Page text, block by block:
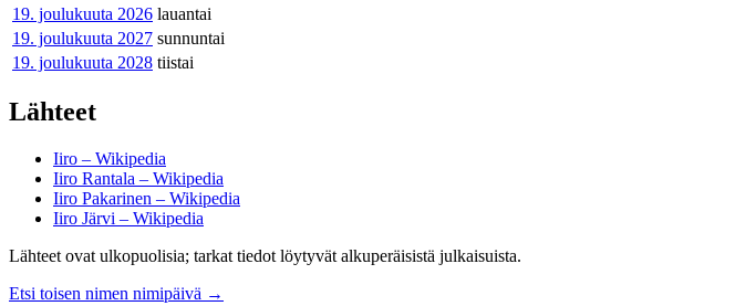
19. joulukuuta 2026 lauantai
19. joulukuuta 2027 sunnuntai
19. joulukuuta 2028 tiistai
Lähteet
Iiro – Wikipedia
Iiro Rantala – Wikipedia
Iiro Pakarinen – Wikipedia
Iiro Järvi – Wikipedia
Lähteet ovat ulkopuolisia; tarkat tiedot löytyvät alkuperäisistä julkaisuista.
Etsi toisen nimen nimipäivä →